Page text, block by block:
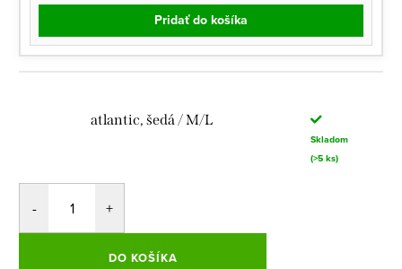
Pridať do košíka
atlantic, šedá / M/L
Skladom
(>5 ks)
DO KOŠÍKA